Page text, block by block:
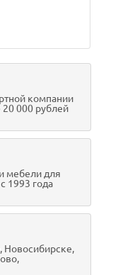
компании
20 000 рублей
мебели для
1993 года
Новосибирске,